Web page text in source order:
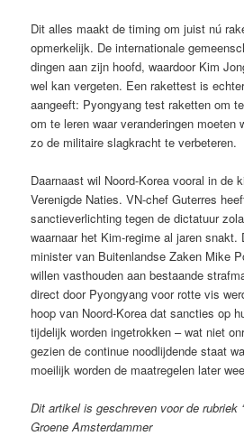
Dit alles maakt de timing om juist nú
opmerkelijk. De internationale
dingen aan zijn hoofd, waardoor Kim
wel kan vergeten. Een rakettest is
aangeeft: Pyongyang test raketten om
om te leren waar veranderingen moeten
zo de militaire slagkracht te verbeteren.
Daarnaast wil Noord-Korea vooral in de
Verenigde Naties. VN-chef Guterres
sanctieverlichting tegen de dictatuur
waarnaar het Kim-regime al jaren snakt.
minister van Buitenlandse Zaken Mike
willen vasthouden aan bestaande
direct door Pyongyang voor rotte vis
hoop van Noord-Korea dat sancties op
tijdelijk worden ingetrokken – wat niet
gezien de continue noodlijdende staat
moeilijk worden de maatregelen later
Dit artikel is geschreven voor de rubriek
Groene Amsterdammer